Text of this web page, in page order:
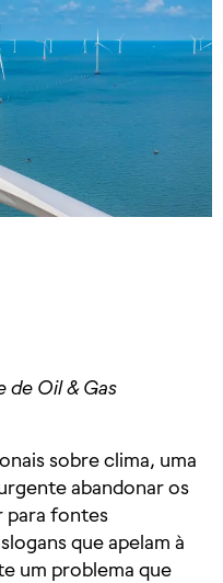
de Oil & Gas
sobre clima, uma
abandonar os
para fontes
que apelam à
um problema que